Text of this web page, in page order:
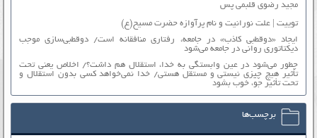
مجید رضوی قلبمی پس
توییت | علت نورانیت و نام پرآوازه حضرت مسیح(ع)
ایجاد «دوقطبی کاذب» در جامعه، رفتاری منافقانه است/ دوقطبی‌سازی موجب
دیکتاتوری روانی در جامعه می‌شود
چطور می‌شود در عین وابستگی به خدا، استقلال هم داشت؟/ اخلاص یعنی تحت
تأثیر هیچ چیزی نیستی و مستقل هستی/ خدا نمی‌خواهد کسی بدون استقلال و
تحت تأثیر جوّ، خوب بشود
برچسب‌ها